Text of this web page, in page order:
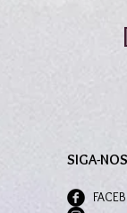
SIGA-NOS